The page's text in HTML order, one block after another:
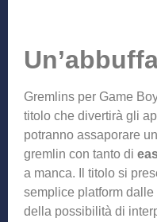
Gremlins per Game
titolo che divertirà gli
potranno assaporare
gremlin con tanto di
a manca. Il titolo si
semplice platform
della possibilità di